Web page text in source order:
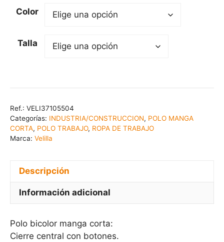
Color
Talla
Ref.: VELI37105504
Categorías: INDUSTRIA/CONSTRUCCION, POLO MANGA
CORTA, POLO TRABAJO, ROPA DE TRABAJO
Marca: Velilla
Descripción
Información adicional
Polo bicolor manga corta:
Cierre central con botones.